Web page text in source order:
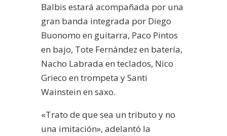
Balbis estará acompañada por una
gran banda integrada por Diego
Buonomo en guitarra, Paco Pintos
en bajo, Tote Fernández en batería,
Nacho Labrada en teclados, Nico
Grieco en trompeta y Santi
Wainstein en saxo.
«Trato de que sea un tributo y no
una imitación», adelantó la